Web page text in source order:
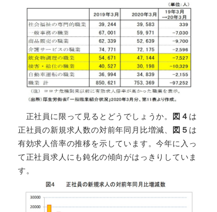
正社員に限って見るとどうでしょうか。 図４ は
正社員の新規求人数の対前年同月比増減、 図５ は
有効求人倍率の推移を示しています。今年に入っ
て正社員求人にも鈍化の傾向がはっきりしていま
す。